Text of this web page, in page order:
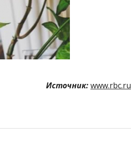
Источник:www.rbc.ru